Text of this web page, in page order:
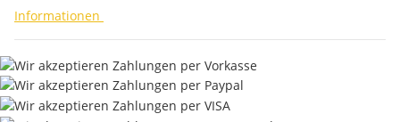
Informationen